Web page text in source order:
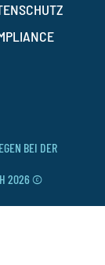
BEI DER
2026 ©